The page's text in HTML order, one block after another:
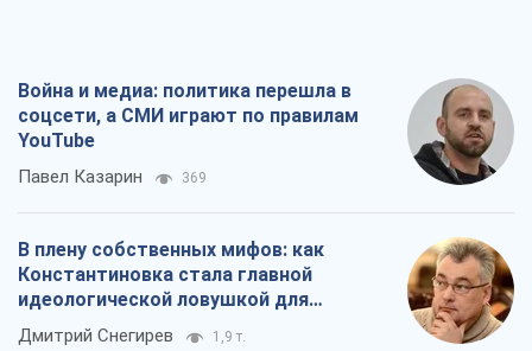
Война и медиа: политика перешла в
соцсети, а СМИ играют по правилам
YouTube
Павел Казарин 369
В плену собственных мифов: как
Константиновка стала главной
идеологической ловушкой для
российских оккупантов
Дмитрий Снегирев 1,9 т.